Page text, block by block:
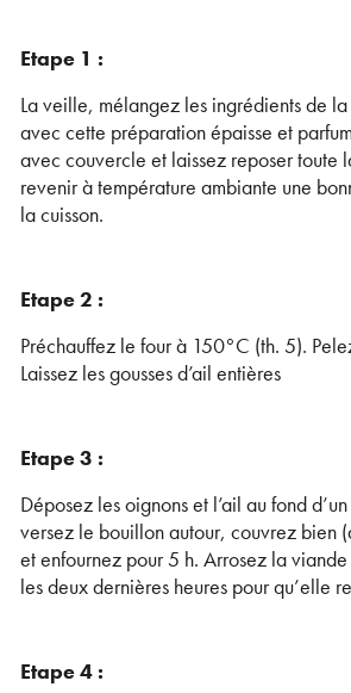
Etape 1 :
La veille, mélangez les ingrédients de
avec cette préparation épaisse et
avec couvercle et laissez reposer toute
revenir à température ambiante une
la cuisson.
Etape 2 :
Préchauffez le four à 150°C (th. 5).
Laissez les gousses d’ail entières
Etape 3 :
Déposez les oignons et l’ail au fond
versez le bouillon autour, couvrez bien
et enfournez pour 5 h. Arrosez la
les deux dernières heures pour qu’elle
Etape 4 :